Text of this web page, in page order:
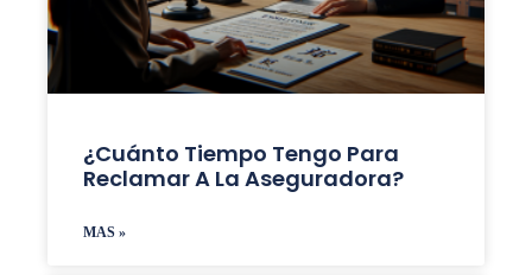
¿Cuánto Tiempo Tengo Para
Reclamar A La Aseguradora?
MAS »